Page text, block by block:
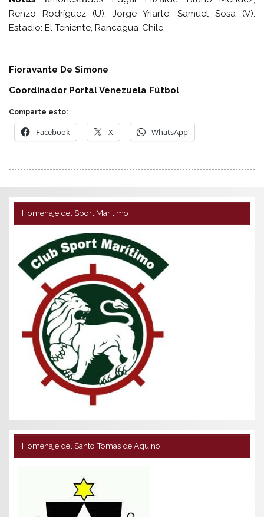
Renzo Rodríguez (U). Jorge Yriarte, Samuel Sosa (V).
Estadio: El Teniente, Rancagua-Chile.
Fioravante De Simone
Coordinador Portal Venezuela Fútbol
Comparte esto:
Facebook X WhatsApp
Homenaje del Sport Marítimo
Homenaje del Santo Tomás de Aquino